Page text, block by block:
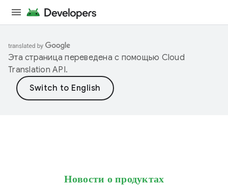
Эта страница переведена с помощью Cloud
Translation API.
Новости о продуктах